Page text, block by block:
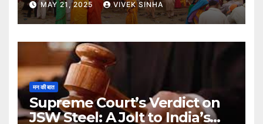
MAY 21, 2025 VIVEK SINHA
मन की बात
Supreme Court’s Verdict on
JSW Steel: A Jolt to India’s